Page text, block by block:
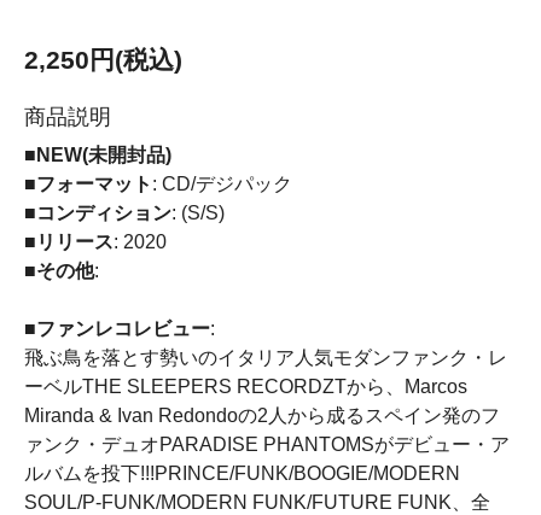
2,250円(税込)
商品説明
■NEW(未開封品)
■フォーマット : CD/デジパック
■コンディション: (S/S)
■リリース: 2020
■その他:
■ファンレコレビュー:
飛ぶ鳥を落とす勢いのイタリア人気モダンファンク・レ
ーベルTHE SLEEPERS RECORDZTから、Marcos
Miranda & Ivan Redondoの2人から成るスペイン発のフ
ァンク・デュオPARADISE PHANTOMSがデビュー・ア
ルバムを投下!!!PRINCE/FUNK/BOOGIE/MODERN
SOUL/P-FUNK/MODERN FUNK/FUTURE FUNK、全